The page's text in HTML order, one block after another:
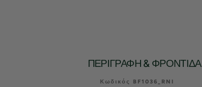
ΠΕΡΙΓΡΑΦΉ & ΦΡΟΝΤΊΔΑ
Κωδικός BF1036_RNI